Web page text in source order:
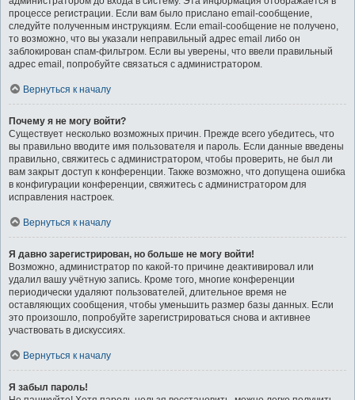
процессе регистрации. Если вам было прислано email-сообщение,
следуйте полученным инструкциям. Если email-сообщение не получено,
то возможно, что вы указали неправильный адрес email либо он
заблокирован спам-фильтром. Если вы уверены, что ввели правильный
адрес email, попробуйте связаться с администратором.
Вернуться к началу
Почему я не могу войти?
Существует несколько возможных причин. Прежде всего убедитесь, что
вы правильно вводите имя пользователя и пароль. Если данные введены
правильно, свяжитесь с администратором, чтобы проверить, не был ли
вам закрыт доступ к конференции. Также возможно, что допущена ошибка
в конфигурации конференции, свяжитесь с администратором для
исправления настроек.
Вернуться к началу
Я давно зарегистрирован, но больше не могу войти!
Возможно, администратор по какой-то причине деактивировал или
удалил вашу учётную запись. Кроме того, многие конференции
периодически удаляют пользователей, длительное время не
оставляющих сообщения, чтобы уменьшить размер базы данных. Если
это произошло, попробуйте зарегистрироваться снова и активнее
участвовать в дискуссиях.
Вернуться к началу
Я забыл пароль!